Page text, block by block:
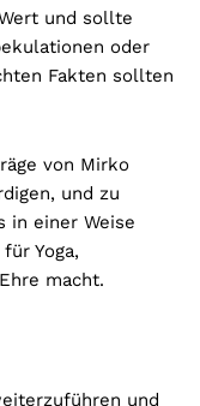
und sollte
oder
Fakten sollten
von Mirko
und zu
in einer Weise
Yoga,
macht.
und